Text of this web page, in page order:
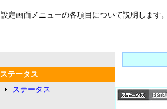
設定画面メニューの各項目について説明します
ステータス
ステータス